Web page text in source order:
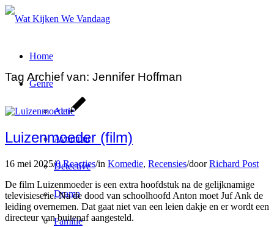
Home
Genre
Actie
Avontuur
Detective
Drama
Familie
Tag Archief van: Jennifer Hoffman
Luizenmoeder (film)
16 mei 2025/0 Reacties/in Komedie, Recensies/doorRichard Post
De film Luizenmoeder is een extra hoofdstuk na de gelijknamige
televisieserie. Na de dood van schoolhoofd Anton moet Juf Ank de
leiding overnemen. Dat gaat niet van een leien dakje en er wordt een
directeur van buitenaf aangesteld.